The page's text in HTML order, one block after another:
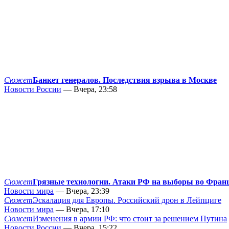
СюжетБанкет генералов. Последствия взрыва в Москве
Новости России — Вчера, 23:58
СюжетГрязные технологии. Атаки РФ на выборы во
Новости мира — Вчера, 23:39
СюжетЭскалация для Европы. Российский дрон в Лейпциге
Новости мира — Вчера, 17:10
СюжетИзменения в армии РФ: что стоит за решением Путина